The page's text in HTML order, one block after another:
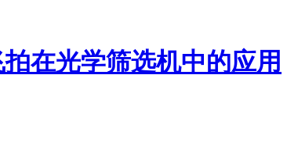
在光学筛选机中的应用